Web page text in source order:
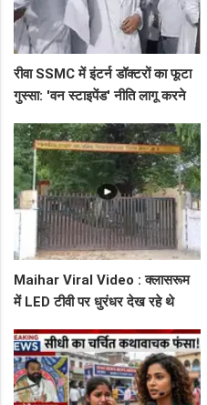
रीवा SSMC में इंटर्न डॉक्टरों का फूटा
गुस्सा: 'वन स्टाइपेंड' नीति लागू करने
छात्र
Maihar Viral Video : क्लासरूम
में LED टीवी पर धुरंधर देख रहे थे
शिकायत